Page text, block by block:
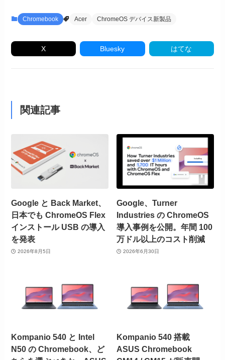
Chromebook Acer ChromeOS デバイス新製品
X Bluesky はてな
関連記事
Google と Back Market、
日本でも ChromeOS Flex
インストール USB の導入
を発表
2026年8月5日
Google、Turner
Industries の ChromeOS
導入事例を公開。年間 100
万ドル以上のコスト削減
2026年6月30日
Kompanio 540 と Intel
N50 の Chromebook、ど
Kompanio 540 搭載
ASUS Chromebook